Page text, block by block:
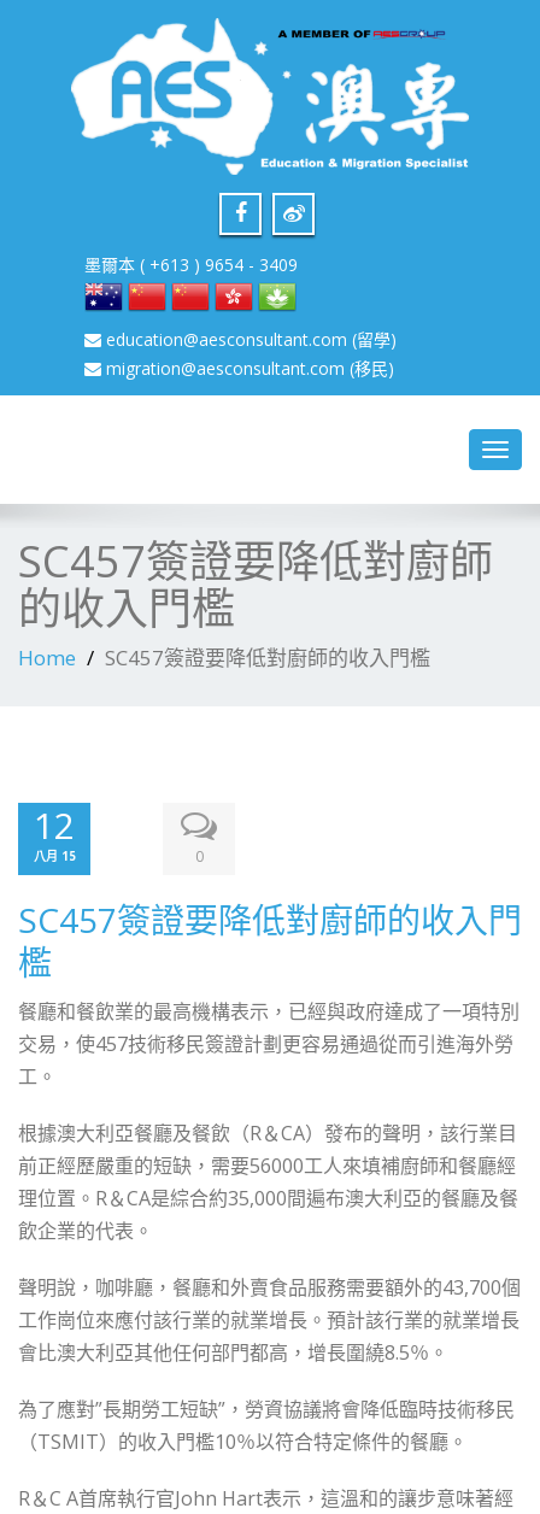
墨爾本 ( +613 ) 9654 - 3409
education@aesconsultant.com (留學)
migration@aesconsultant.com (移民)
SC457簽證要降低對廚師
的收入門檻
Home SC457簽證要降低對廚師的收入門檻
12
八月 15 0
SC457簽證要降低對廚師的收入門
檻
餐廳和餐飲業的最高機構表示，已經與政府達成了一項特別
交易，使457技術移民簽證計劃更容易通過從而引進海外勞
工。
根據澳大利亞餐廳及餐飲（R＆CA）發布的聲明，該行業目
前正經歷嚴重的短缺，需要56000工人來填補廚師和餐廳經
理位置。R＆CA是綜合約35,000間遍布澳大利亞的餐廳及餐
飲企業的代表。
聲明說，咖啡廳，餐廳和外賣食品服務需要額外的43,700個
工作崗位來應付該行業的就業增長。預計該行業的就業增長
會比澳大利亞其他任何部門都高，增長圍繞8.5％。
為了應對”長期勞工短缺”，勞資協議將會降低臨時技術移民
（TSMIT）的收入門檻10％以符合特定條件的餐廳。
R＆C A首席執行官John Hart表示，這溫和的讓步意味著經